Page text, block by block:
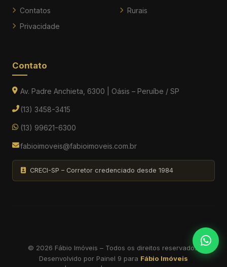
Contatos
Privacidade
Rurais
Contato
Av. Padre Anchieta, 6300 | Oásis – Peruíbe / SP
(13) 3458-3415
(13) 99621-6300
fabioimoveis@fabioimoveis.com.br
CRECI-SP – Corretor credenciado desde 1984
© 2026 Fábio Imóveis – Todos os direitos reservados.
Desenvolvido por Painel 9 para Fábio Imóveis